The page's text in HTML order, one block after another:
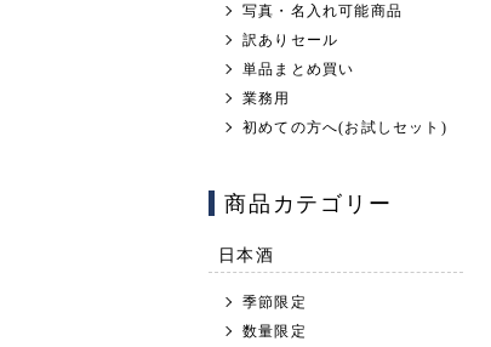
写真・名入れ可能商品
訳ありセール
単品まとめ買い
業務用
初めての方へ(お試しセット)
商品カテゴリー
日本酒
季節限定
数量限定